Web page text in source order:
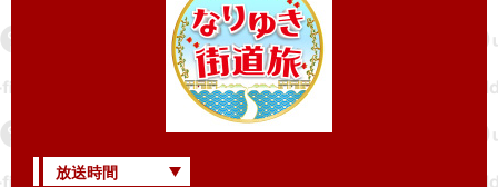
放送時間